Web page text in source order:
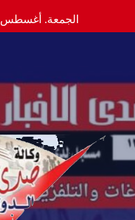
to
الجمعة. أغسطس 7th, 2026